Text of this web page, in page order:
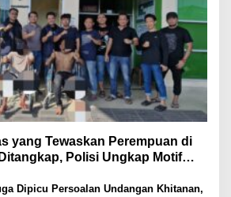
yang Tewaskan Perempuan di
Polisi Ungkap Motif
Dipicu Persoalan Undangan Khitanan,